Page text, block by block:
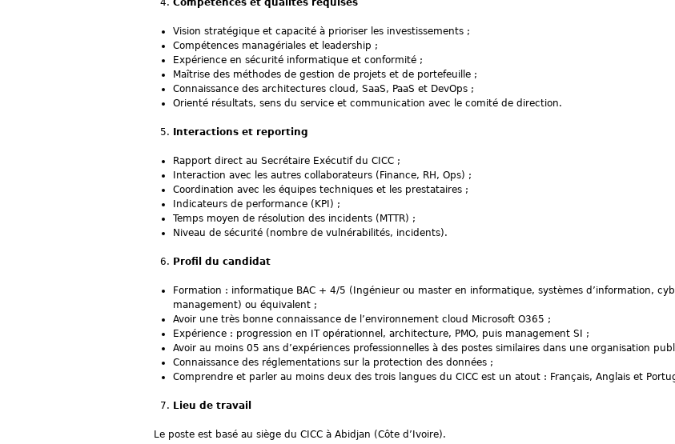
Compétences et qualités requises
Vision stratégique et capacité à prioriser les investissements ;
Compétences managériales et leadership ;
Expérience en sécurité informatique et conformité ;
Maîtrise des méthodes de gestion de projets et de portefeuille ;
Connaissance des architectures cloud, SaaS, PaaS et DevOps ;
Orienté résultats, sens du service et communication avec le comité de direction.
Interactions et reporting
Rapport direct au Secrétaire Exécutif du CICC ;
Interaction avec les autres collaborateurs (Finance, RH, Ops) ;
Coordination avec les équipes techniques et les prestataires ;
Indicateurs de performance (KPI) ;
Temps moyen de résolution des incidents (MTTR) ;
Niveau de sécurité (nombre de vulnérabilités, incidents).
Profil du candidat
Formation : informatique BAC + 4/5 (Ingénieur ou master en informatique, systèmes d’information,
management) ou équivalent ;
Avoir une très bonne connaissance de l’environnement cloud Microsoft O365 ;
Expérience : progression en IT opérationnel, architecture, PMO, puis management SI ;
Avoir au moins 05 ans d’expériences professionnelles à des postes similaires dans une organisation
Connaissance des réglementations sur la protection des données ;
Comprendre et parler au moins deux des trois langues du CICC est un atout : Français, Anglais et
Lieu de travail
Le poste est basé au siège du CICC à Abidjan (Côte d’Ivoire).